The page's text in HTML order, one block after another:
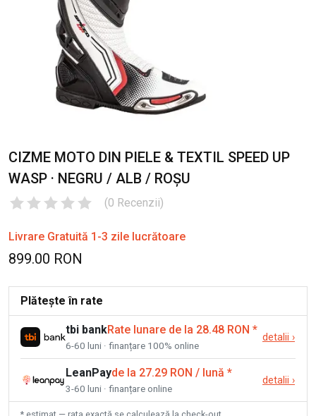
CIZME MOTO DIN PIELE & TEXTIL SPEED UP
WASP · NEGRU / ALB / ROȘU
(0 Recenzii)
Livrare Gratuită 1-3 zile lucrătoare
899.00 RON
Plătește în rate
tbi bankRate lunare de la 28.48 RON *
6-60 luni · finanțare 100% online
detalii ›
LeanPayde la 27.29 RON / lună *
3-60 luni · finanțare online
detalii ›